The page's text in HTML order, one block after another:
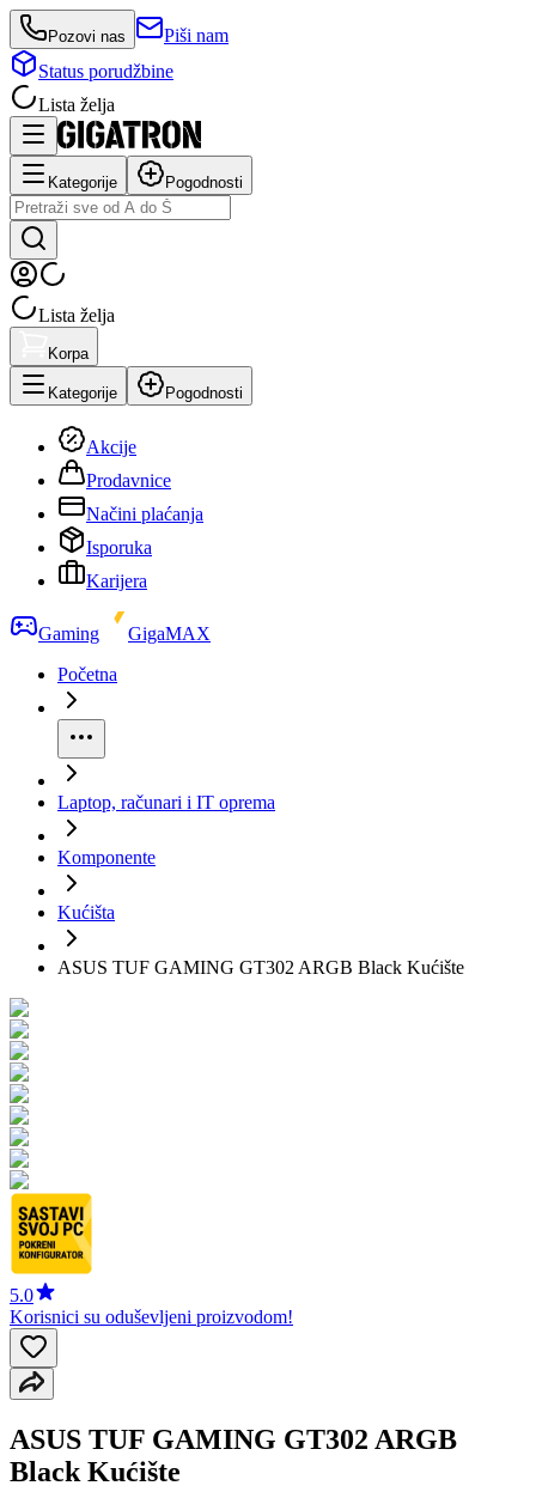
Pozovi nas
Piši nam
Status porudžbine
Lista želja
Kategorije Pogodnosti
Lista želja
Korpa
Kategorije Pogodnosti
Akcije
Prodavnice
Načini plaćanja
Isporuka
Karijera
Gaming
GigaMAX
Početna
Laptop, računari i IT oprema
Komponente
Kućišta
ASUS TUF GAMING GT302 ARGB Black Kućište
5.0
Korisnici su oduševljeni proizvodom!
ASUS TUF GAMING GT302 ARGB
Black Kućište